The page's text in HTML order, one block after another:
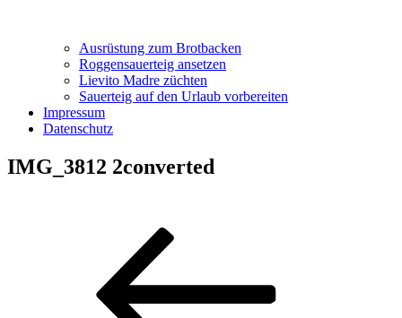
Ausrüstung zum Brotbacken
Roggensauerteig ansetzen
Lievito Madre züchten
Sauerteig auf den Urlaub vorbereiten
Impressum
Datenschutz
IMG_3812 2converted
Beitragsnavigation